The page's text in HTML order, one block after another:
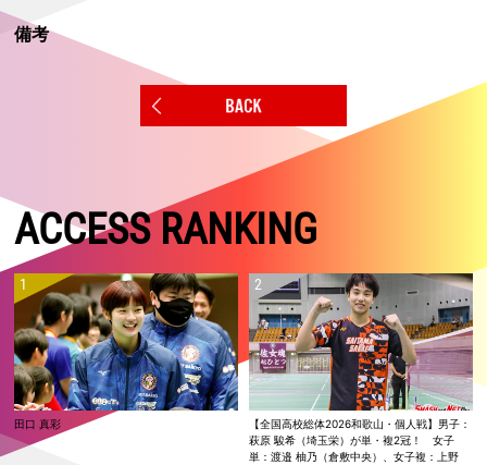
備考
ACCESS RANKING
田口 真彩
【全国高校総体2026和歌山・個人戦】男子：
萩原 駿希（埼玉栄）が単・複2冠！ 女子
単：渡邉 柚乃（倉敷中央）、女子複：上野